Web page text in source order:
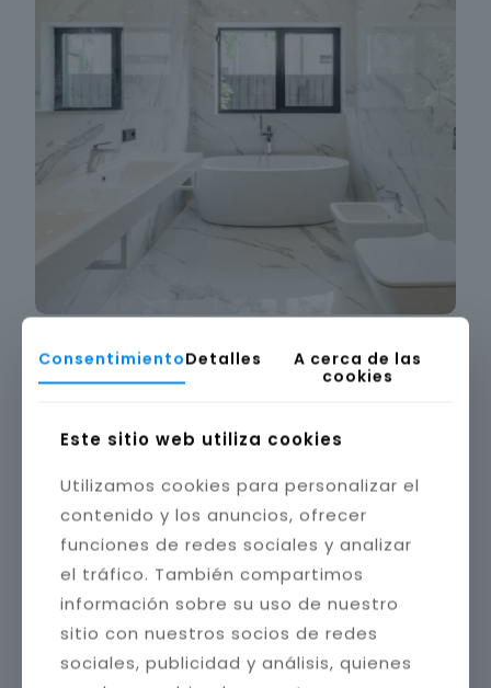
ConsentimientoDetalles
A cerca de las
cookies
Este sitio web utiliza cookies
Utilizamos cookies para personalizar el
contenido y los anuncios, ofrecer
funciones de redes sociales y analizar
el tráfico. También compartimos
información sobre su uso de nuestro
sitio con nuestros socios de redes
sociales, publicidad y análisis, quienes